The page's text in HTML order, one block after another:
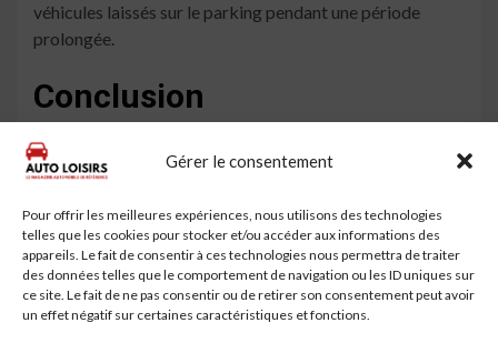
Gérer le consentement
Pour offrir les meilleures expériences, nous utilisons des technologies
telles que les cookies pour stocker et/ou accéder aux informations des
appareils. Le fait de consentir à ces technologies nous permettra de traiter
des données telles que le comportement de navigation ou les ID uniques sur
ce site. Le fait de ne pas consentir ou de retirer son consentement peut avoir
un effet négatif sur certaines caractéristiques et fonctions.
véhicules laissés sur le parking pendant une période
prolongée.
Conclusion
Le phénomène des voitures abandonnées sur les parkings
d’aéroport soulève des questions complexes sur le
les impacts environnementaux. En comprenant les
raisons derrière ce mystère, il est possible de mettre en
place des solutions efficaces pour réduire ce phénomène
et ses conséquences. La collaboration entre les
aéroports, les autorités locales et les voyageurs est